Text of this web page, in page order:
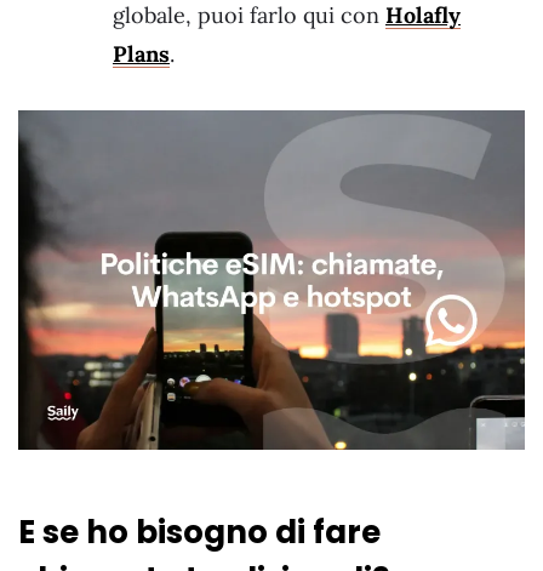
globale, puoi farlo qui con Holafly
Plans.
E se ho bisogno di fare